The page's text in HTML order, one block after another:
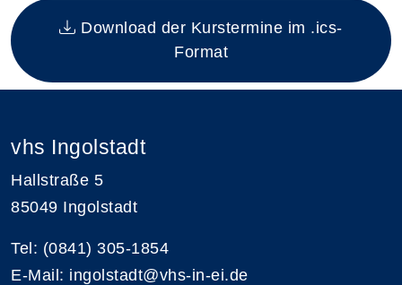
Download der Kurstermine im .ics-
Format
vhs Ingolstadt
Hallstraße 5
85049 Ingolstadt
Tel: (0841) 305-1854
E-Mail: ingolstadt@vhs-in-ei.de